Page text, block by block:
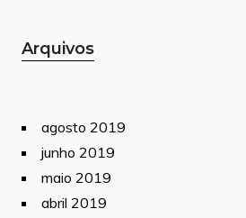
Arquivos
agosto 2019
junho 2019
maio 2019
abril 2019